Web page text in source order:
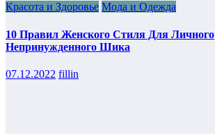
Красота и Здоровье Мода и Одежда
10 Правил Женского Стиля Для Личного
Непринужденного Шика
07.12.2022 fillin